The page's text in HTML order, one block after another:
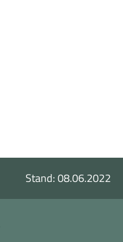
Stand: 08.06.2022